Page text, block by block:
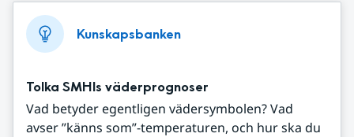
Kunskapsbanken
Tolka SMHIs väderprognoser
Vad betyder egentligen vädersymbolen? Vad
avser ”känns som”-temperaturen, och hur ska du